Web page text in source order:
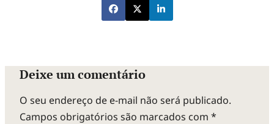
Deixe um comentário
O seu endereço de e-mail não será publicado.
Campos obrigatórios são marcados com *